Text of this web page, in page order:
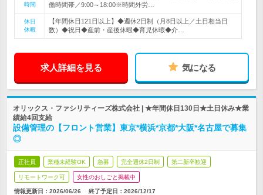
時間
働時間帯／9:00～18:00※時間外労…
休日
休暇
【年間休日121日以上】◆週休2日制（月8日以上／土日相当日
数）◆祝日◆産前・産後休暇◆育児休暇◆介…
求人詳細を見る 気になる
オリックス・ファシリティーズ株式会社 | ★年間休日130日★土日休み★業
績給4回支給
設備管理の【フロント営業】東京*横浜*京都*大阪*名古屋で募集
◎
正社員 業種未経験OK 急募 完全週休2日制 第二新卒歓迎
リモートワーク可 女性のおしごと掲載中
情報更新日：2026/06/26 終了予定日： 2026/12/17